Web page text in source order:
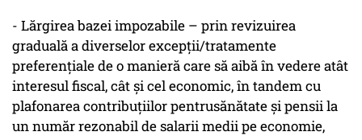
- Lărgirea bazei impozabile – prin revizuirea
graduală a diverselor excepții/tratamente
preferențiale de o manieră care să aibă în vedere atât
interesul fiscal, cât și cel economic, în tandem cu
plafonarea contribuțiilor pentrusănătate și pensii la
un număr rezonabil de salarii medii pe economie,